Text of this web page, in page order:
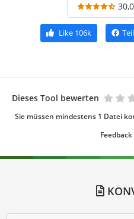
Like 106k
Dieses Tool bewerten
Sie müssen mindestens 1 Datei